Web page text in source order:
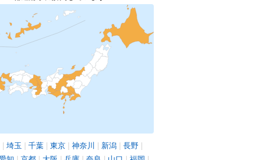
| 埼玉 | 千葉 | 東京 | 神奈川 | 新潟 | 長野 |